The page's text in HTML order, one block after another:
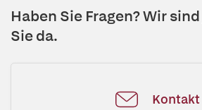
Haben Sie Fragen? Wir
Sie da.
Kontakt